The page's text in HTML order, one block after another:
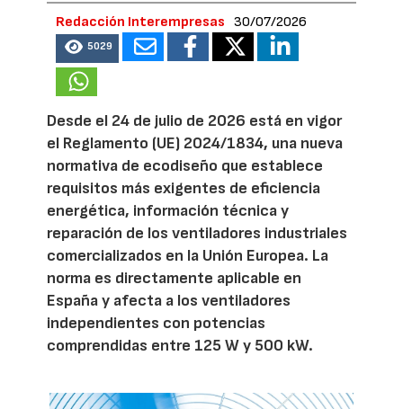
Redacción Interempresas 30/07/2026
5029
Desde el 24 de julio de 2026 está en vigor
el Reglamento (UE) 2024/1834, una nueva
normativa de ecodiseño que establece
requisitos más exigentes de eficiencia
energética, información técnica y
reparación de los ventiladores industriales
comercializados en la Unión Europea. La
norma es directamente aplicable en
España y afecta a los ventiladores
independientes con potencias
comprendidas entre 125 W y 500 kW.